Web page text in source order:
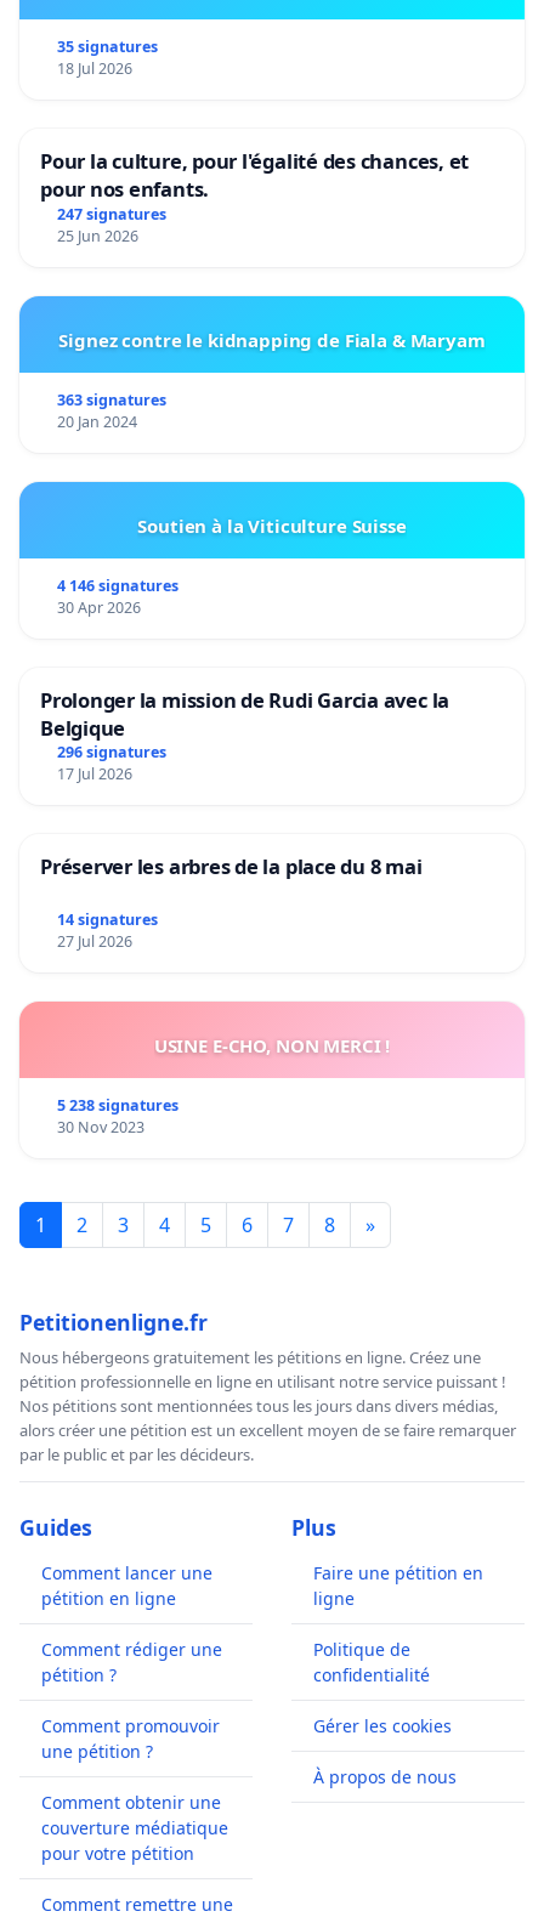
35 signatures
18 Jul 2026
Pour la culture, pour l'égalité des chances, et
pour nos enfants.
247 signatures
25 Jun 2026
Signez contre le kidnapping de Fiala & Maryam
363 signatures
20 Jan 2024
Soutien à la Viticulture Suisse
4 146 signatures
30 Apr 2026
Prolonger la mission de Rudi Garcia avec la
Belgique
296 signatures
17 Jul 2026
Préserver les arbres de la place du 8 mai
14 signatures
27 Jul 2026
USINE E-CHO, NON MERCI !
5 238 signatures
30 Nov 2023
1 2 3 4 5 6 7 8 »
Petitionenligne.fr
Nous hébergeons gratuitement les pétitions en ligne. Créez une
pétition professionnelle en ligne en utilisant notre service puissant !
Nos pétitions sont mentionnées tous les jours dans divers médias,
alors créer une pétition est un excellent moyen de se faire remarquer
par le public et par les décideurs.
Guides
Comment lancer une
pétition en ligne
Comment rédiger une
pétition ?
Comment promouvoir
une pétition ?
Comment obtenir une
couverture médiatique
pour votre pétition
Comment remettre une
Plus
Faire une pétition en
ligne
Politique de
confidentialité
Gérer les cookies
À propos de nous